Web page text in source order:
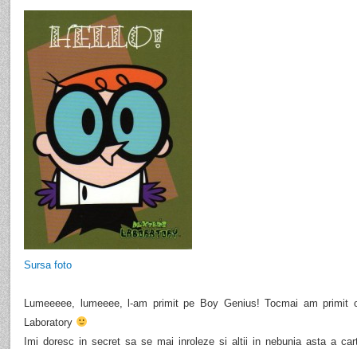
Sursa foto
Lumeeeee, lumeeee, l-am primit pe Boy Genius! Tocmai am primit
Laboratory
Imi doresc in secret sa se mai inroleze si altii in nebunia asta a